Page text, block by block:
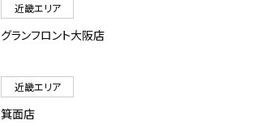
近畿エリア
グランフロント大阪店
近畿エリア
箕面店